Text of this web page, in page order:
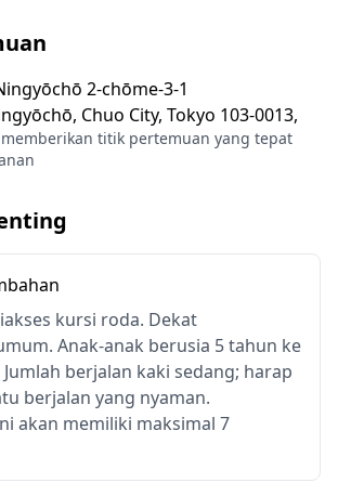
toko-toko kerajinan tangan yang
termasuk toko kertas Washi, toko
yang berakhir di department store
bersejarah
kursi roda
umum
5 tahun ke bawah gratis
kaki sedang; harap kenakan sepatu
akan memiliki maksimal 7 wisatawan
2-chōme-3-1
Chuo City, Tokyo 103-0013,
titik pertemuan yang tepat
kursi roda. Dekat
Anak-anak berusia 5 tahun ke
berjalan kaki sedang; harap
berjalan yang nyaman.
akan memiliki maksimal 7